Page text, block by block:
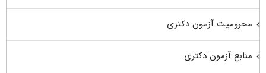
محرومیت آزمون دکتری
منابع آزمون دکتری